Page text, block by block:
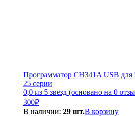
Программатор CH341A USB
25 серии
0,0 из 5 звёзд (основано на 0
300₽
В наличии: 29 шт.В корзину